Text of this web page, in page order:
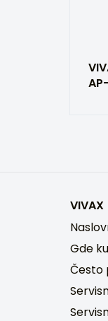
VIVAX
Gde
Često